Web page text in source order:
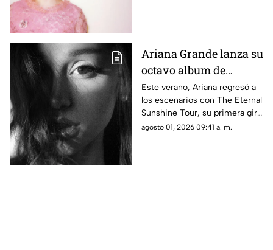
Ariana Grande lanza su
octavo album de
estudio "Petal" ya
disponible
Este verano, Ariana regresó a
los escenarios con The Eternal
Sunshine Tour, su primera gira
mundial en más de siete años.
agosto 01, 2026 09:41 a. m.